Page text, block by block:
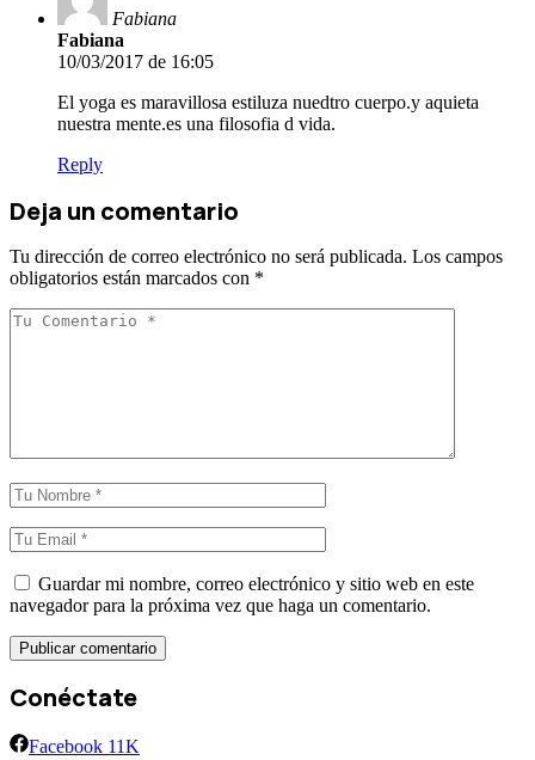
Fabiana
Fabiana
10/03/2017 de 16:05
El yoga es maravillosa estiluza nuedtro cuerpo.y aquieta
nuestra mente.es una filosofia d vida.
Reply
Deja un comentario
Tu dirección de correo electrónico no será publicada. Los campos
obligatorios están marcados con *
Guardar mi nombre, correo electrónico y sitio web en este
navegador para la próxima vez que haga un comentario.
Conéctate
Facebook 11K